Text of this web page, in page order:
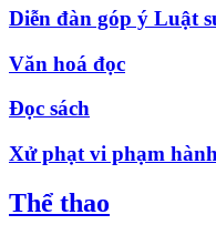
Diễn đàn góp ý Luật
Văn hoá đọc
Đọc sách
Xử phạt vi phạm
Thể thao